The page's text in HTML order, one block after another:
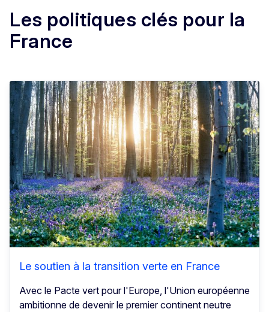
Les politiques clés pour la
France
Le soutien à la transition verte en France
Avec le Pacte vert pour l'Europe, l'Union européenne
ambitionne de devenir le premier continent neutre